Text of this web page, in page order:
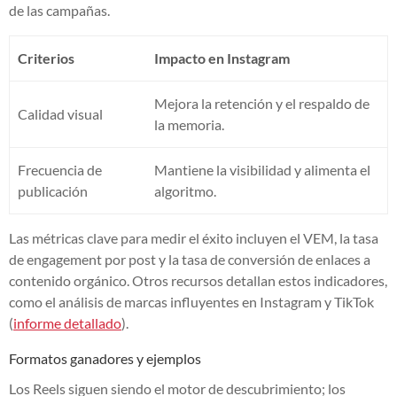
de las campañas.
Criterios Impacto en Instagram
Calidad visual
Mejora la retención y el respaldo de
la memoria.
Frecuencia de
publicación
Mantiene la visibilidad y alimenta el
algoritmo.
Las métricas clave para medir el éxito incluyen el VEM, la tasa
de engagement por post y la tasa de conversión de enlaces a
contenido orgánico. Otros recursos detallan estos indicadores,
como el análisis de marcas influyentes en Instagram y TikTok
(informe detallado).
Formatos ganadores y ejemplos
Los Reels siguen siendo el motor de descubrimiento; los